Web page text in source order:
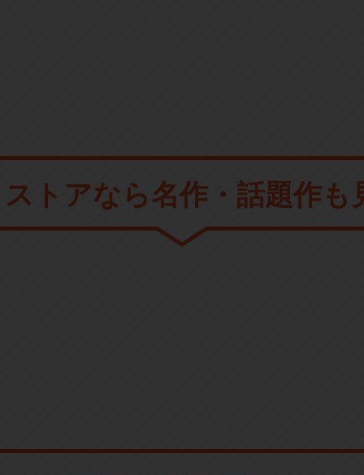
トアなら名作・話題作も